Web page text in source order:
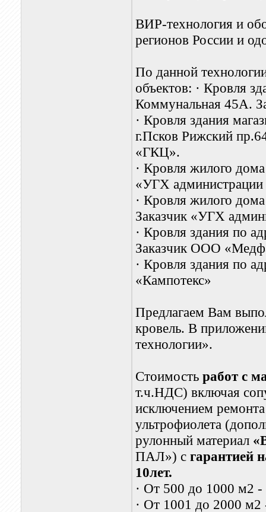
ВИР-технология и
регионов России и
По данной
объектов: · Кровля
Коммунальная 45А.
· Кровля здания
г.Псков Рижский
«ГКЦ».
· Кровля жилого дома
«УГХ администрации
· Кровля жилого
Заказчик «УГХ
· Кровля здания по
Заказчик ООО
· Кровля здания по
«Кампотекс»
Предлагаем Вам
кровель. В
технологии».
Стоимость работ с
т.ч.НДС) включая
исключением
ультрофиолета
рулонный материал
ПАЛ») с гарантией
10лет.
· От 500 до 1000 м2 -
· От 1001 до 2000 м2